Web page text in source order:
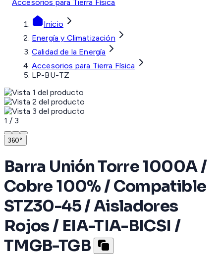
Accesorios para Tierra Física
Inicio
Energía y Climatización
Calidad de la Energía
Accesorios para Tierra Física
LP-BU-TZ
1 / 3
360°
Barra Unión Torre 1000A /
Cobre 100% / Compatible
STZ30-45 / Aisladores
Rojos / EIA-TIA-BICSI /
TMGB-TGB